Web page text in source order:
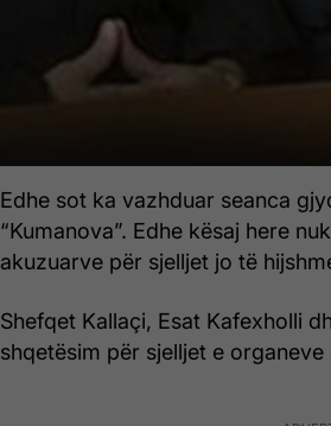
Edhe sot ka vazhduar seanca
“Kumanova”. Edhe kësaj here
akuzuarve për sjelljet jo të
Shefqet Kallaçi, Esat Kafexholli
shqetësim për sjelljet e organeve